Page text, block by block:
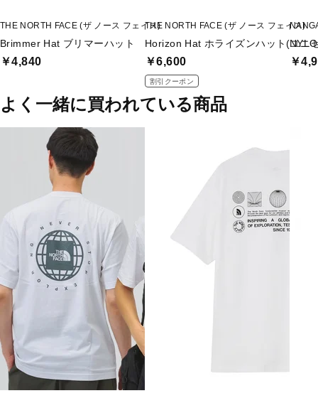
THE NORTH FACE (ザ ノース フェイス)
Brimmer Hat ブリマーハット
￥4,840
THE NORTH FACE (ザ ノース フェイス)
Horizon Hat ホライズンハット(ユニ
￥6,600
割引クーポン
￥
よく一緒に買われている商品